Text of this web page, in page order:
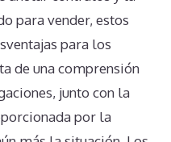
para vender, estos
para los
de una comprensión
junto con la
por la